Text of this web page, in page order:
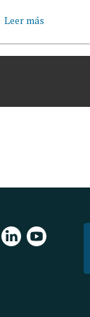
Leer más